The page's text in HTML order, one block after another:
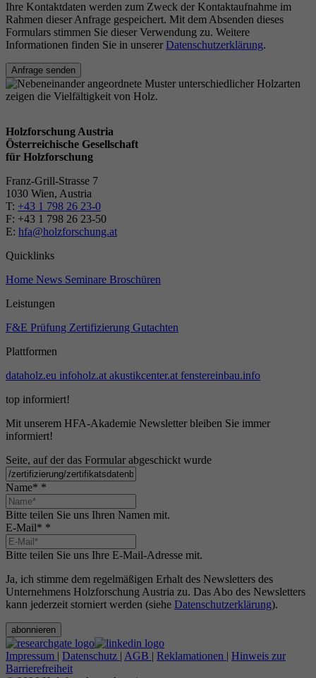
Ihre Kontaktdaten werden zum Zweck der Kontaktaufnahme im
Rahmen dieser Anfrage gespeichert. Mit dem Absenden dieses
Formulars stimmen Sie dieser Verwendung zu. Weitere
Informationen finden Sie in unserer Datenschutzerklärung.
Anfrage senden
Holzforschung Austria
Österreichische Gesellschaft
für Holzforschung
Franz-Grill-Strasse 7
1030 Wien, Austria
T: +43 1 798 26 23-0
​​F: +43 1 798 26 23-50
E: hfa@holzforschung.at
Quicklinks
Home News Seminare Broschüren
Leistungen
F&E Prüfung Zertifizierung Gutachten
Plattformen
dataholz.eu infoholz.at akustikcenter.at fenstereinbau.info
top informiert!
Mit unserem HFA-Akademie Newsletter bleiben Sie immer
informiert!
Seite, auf der das Formular abgeschickt wurde
Name* *
Bitte teilen Sie uns Ihren Namen mit.
E-Mail* *
Bitte teilen Sie uns Ihre E-Mail-Adresse mit.
Ja, ich stimme dem regelmäßigen Erhalt des Newsletters des
Unternehmens Holzforschung Austria zu. Das Abo des Newsletters
kann jederzeit storniert werden (siehe Datenschutzerklärung).
abonnieren
Impressum | Datenschutz | AGB | Reklamationen | Hinweis zur
Barrierefreiheit